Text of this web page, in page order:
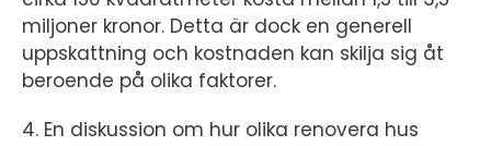
miljoner kronor. Detta är dock en generell
uppskattning och kostnaden kan skilja sig åt
beroende på olika faktorer.
4. En diskussion om hur olika renovera hus